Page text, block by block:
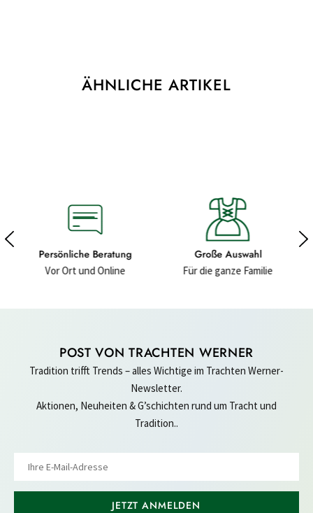
ÄHNLICHE ARTIKEL
Große Auswahl
Für die ganze Familie
Hochwertige Materialien
Für ein gutes Gefühl
POST VON TRACHTEN WERNER
Tradition trifft Trends – alles Wichtige im Trachten Werner-
Newsletter.
Aktionen, Neuheiten & G’schichten rund um Tracht und
Tradition..
JETZT ANMELDEN